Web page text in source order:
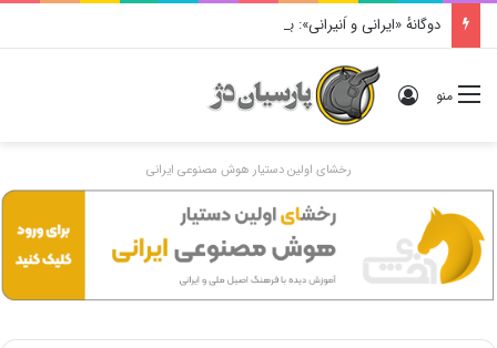
دوگانهٔ «ایرانی و اَنیرانی»: بررسی تاریخی، مفهومی و ایدئولوژیک
منو ورود
رخشای اولین دستیار هوش مصنوعی ایرانی